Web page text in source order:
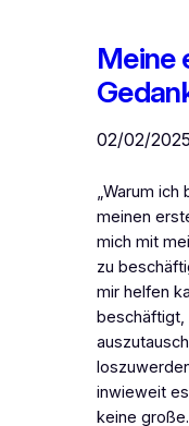
Meine
02/02/2025
„Warum ich
meinen
mich mit
zu
mir helfen
beschäftigt,
inwieweit
keine